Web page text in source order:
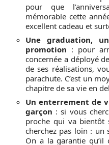
pour que
mémorable cette
excellent cadeau et
Une graduation,
promotion : pour
concernée a déployé
de ses réalisations,
parachute. C’est un
chapitre de sa vie en
Un enterrement de
garçon : si vous
proche qui va bientôt
cherchez pas loin : un
On a la garantie qu’il